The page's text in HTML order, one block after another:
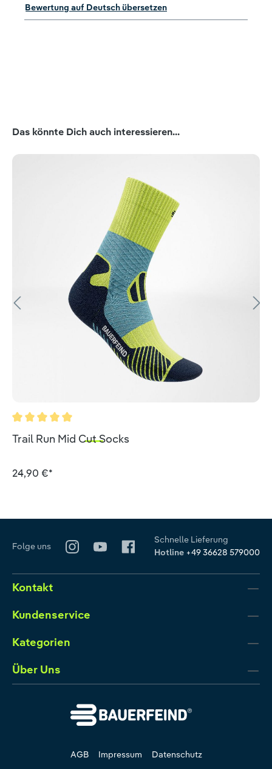
Bewertung auf Deutsch übersetzen
Produktgalerie überspringen
Das könnte Dich auch interessieren...
Durchschnittliche Bewertung von 5 von 5 Sternen
Trail Run Mid Cut Socks
24,90 €*
Folge uns
Schnelle Lieferung
Hotline +49 36628 579000
Kontakt
Kundenservice
Kategorien
Über Uns
AGB Impressum Datenschutz